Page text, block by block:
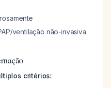
ventilação não-invasiva
critérios: